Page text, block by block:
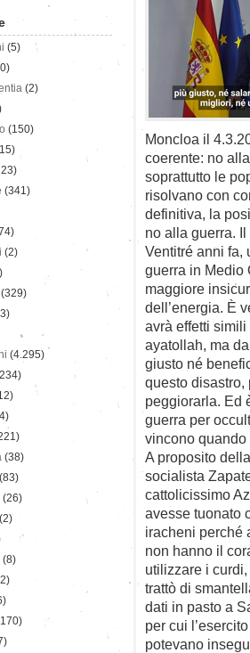
Moncloa il
coerente: no
soprattutto le
risolvano con
definitiva, la
no alla guerra.
Ventitré anni fa,
guerra in Medio
maggiore
dell’energia. È
avrà effetti
ayatollah, ma
giusto né
questo
peggiorarla. Ed
guerra per
vincono
A proposito
socialista
cattolicissimo
avesse tuonato
iracheni perché
non hanno il
utilizzare i
trattò di
dati in pasto a
per cui
potevano
(5)
(2)
(150)
(341)
(2)
(329)
(4.295)
(38)
(83)
(26)
(2)
(8)